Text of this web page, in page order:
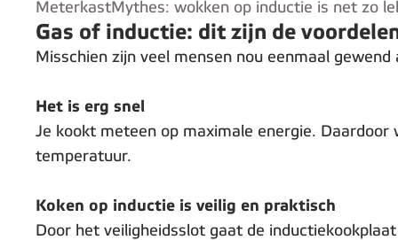
MeterkastMythes: wokken op inductie is net zo
Gas of inductie: dit zijn de
Misschien zijn veel mensen nou eenmaal
Het is erg snel
Je kookt meteen op maximale energie.
temperatuur.
Koken op inductie is veilig en praktisch
Door het veiligheidsslot gaat de